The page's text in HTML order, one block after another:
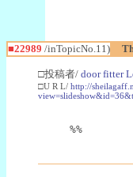
■22989 /inTopicNo.11)
□投稿者/ door fitter
□U R L/ http://
%%